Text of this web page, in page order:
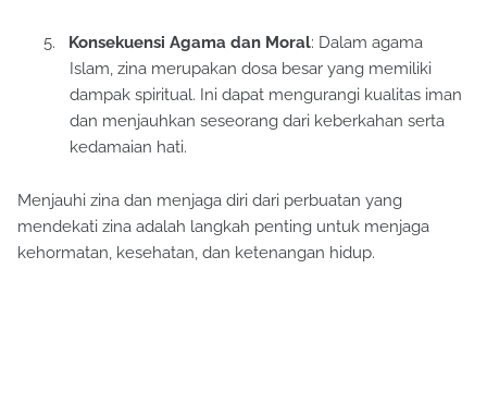
5. Konsekuensi Agama dan Moral: Dalam agama
Islam, zina merupakan dosa besar yang memiliki
dampak spiritual. Ini dapat mengurangi kualitas iman
dan menjauhkan seseorang dari keberkahan serta
kedamaian hati.
Menjauhi zina dan menjaga diri dari perbuatan yang
mendekati zina adalah langkah penting untuk menjaga
kehormatan, kesehatan, dan ketenangan hidup.